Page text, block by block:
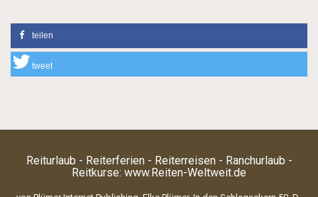
teilen
tweet
Reiturlaub - Reiterferien - Reiterreisen - Ranchurlaub -
Reitkurse: www.Reiten-Weltweit.de